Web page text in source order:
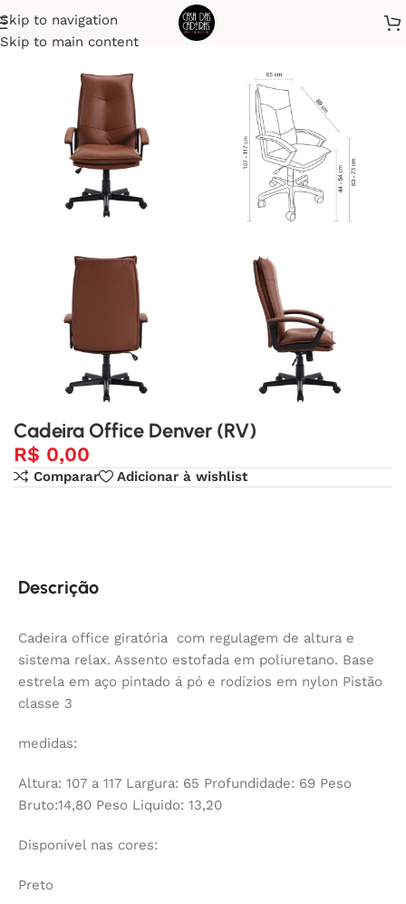
Skip to navigation
Skip to main content
Início Office
Cadeira Office Denver (RV)
R$ 0,00
Comparar Adicionar à wishlist
Descrição
Cadeira office giratória com regulagem de altura e
sistema relax. Assento estofada em poliuretano. Base
estrela em aço pintado á pó e rodízios em nylon Pistão
classe 3
medidas:
Altura: 107 a 117 Largura: 65 Profundidade: 69 Peso
Bruto:14,80 Peso Liquido: 13,20
Disponível nas cores:
Preto